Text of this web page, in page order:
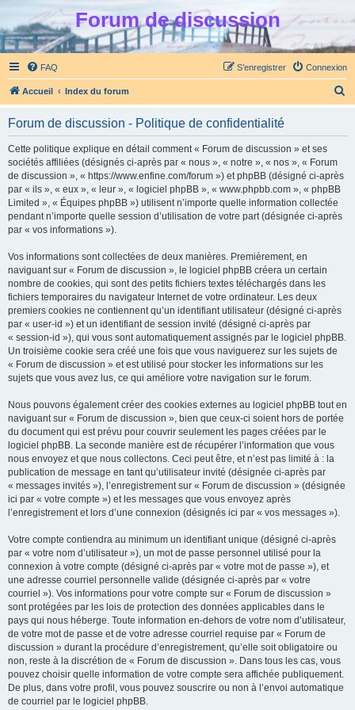
Forum de discussion
FAQ Connexion
S’enregistrer
Accueil Index du forum
Forum de discussion - Politique de confidentialité
Cette politique explique en détail comment « Forum de discussion » et ses
sociétés affiliées (désignés ci-après par « nous », « notre », « nos », « Forum
de discussion », « https://www.enfine.com/forum ») et phpBB (désigné ci-après
par « ils », « eux », « leur », « logiciel phpBB », « www.phpbb.com », « phpBB
Limited », « Équipes phpBB ») utilisent n’importe quelle information collectée
pendant n’importe quelle session d’utilisation de votre part (désignée ci-après
par « vos informations »).
Vos informations sont collectées de deux manières. Premièrement, en
naviguant sur « Forum de discussion », le logiciel phpBB créera un certain
nombre de cookies, qui sont des petits fichiers textes téléchargés dans les
fichiers temporaires du navigateur Internet de votre ordinateur. Les deux
premiers cookies ne contiennent qu’un identifiant utilisateur (désigné ci-après
par « user-id ») et un identifiant de session invité (désigné ci-après par
« session-id »), qui vous sont automatiquement assignés par le logiciel phpBB.
Un troisième cookie sera créé une fois que vous naviguerez sur les sujets de
« Forum de discussion » et est utilisé pour stocker les informations sur les
sujets que vous avez lus, ce qui améliore votre navigation sur le forum.
Nous pouvons également créer des cookies externes au logiciel phpBB tout en
naviguant sur « Forum de discussion », bien que ceux-ci soient hors de portée
du document qui est prévu pour couvrir seulement les pages créées par le
logiciel phpBB. La seconde manière est de récupérer l’information que vous
nous envoyez et que nous collectons. Ceci peut être, et n’est pas limité à : la
publication de message en tant qu’utilisateur invité (désignée ci-après par
« messages invités »), l’enregistrement sur « Forum de discussion » (désignée
ici par « votre compte ») et les messages que vous envoyez après
l’enregistrement et lors d’une connexion (désignés ici par « vos messages »).
Votre compte contiendra au minimum un identifiant unique (désigné ci-après
par « votre nom d’utilisateur »), un mot de passe personnel utilisé pour la
connexion à votre compte (désigné ci-après par « votre mot de passe »), et
une adresse courriel personnelle valide (désignée ci-après par « votre
courriel »). Vos informations pour votre compte sur « Forum de discussion »
sont protégées par les lois de protection des données applicables dans le
pays qui nous héberge. Toute information en-dehors de votre nom d’utilisateur,
de votre mot de passe et de votre adresse courriel requise par « Forum de
discussion » durant la procédure d’enregistrement, qu’elle soit obligatoire ou
non, reste à la discrétion de « Forum de discussion ». Dans tous les cas, vous
pouvez choisir quelle information de votre compte sera affichée publiquement.
De plus, dans votre profil, vous pouvez souscrire ou non à l’envoi automatique
de courriel par le logiciel phpBB.